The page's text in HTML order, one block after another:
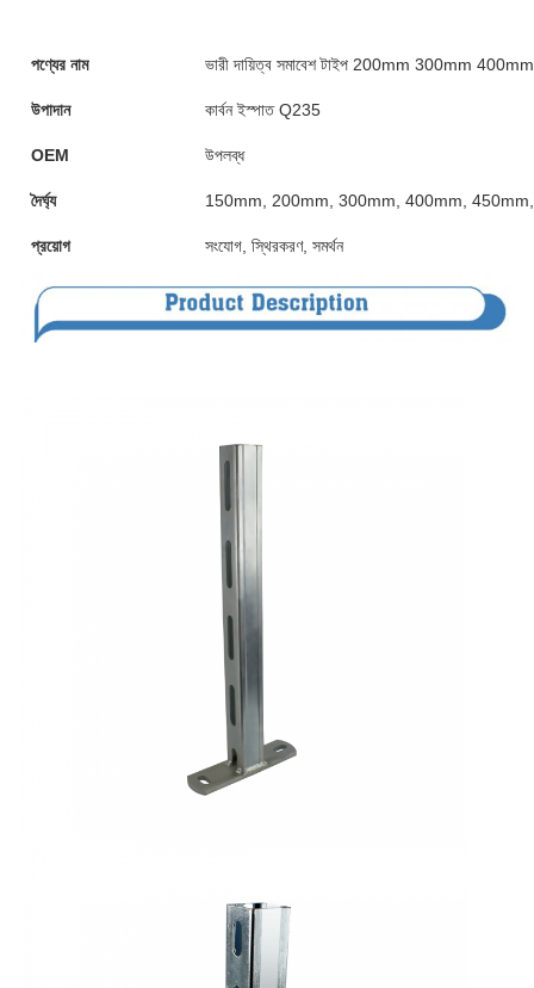
পণ্যের নাম ভারী দায়িত্ব সমাবেশ টাইপ 200mm 300mm 400mm
উপাদান কার্বন ইস্পাত Q235
OEM উপলব্ধ
দৈর্ঘ্য 150mm, 200mm, 300mm, 400mm, 450mm,
প্রয়োগ সংযোগ, স্থিরকরণ, সমর্থন